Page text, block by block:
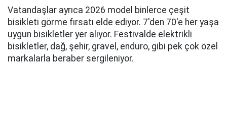
Vatandaşlar ayrıca 2026 model binlerce çeşit
bisikleti görme fırsatı elde ediyor. 7'den 70'e her yaşa
uygun bisikletler yer alıyor. Festivalde elektrikli
bisikletler, dağ, şehir, gravel, enduro, gibi pek çok özel
markalarla beraber sergileniyor.